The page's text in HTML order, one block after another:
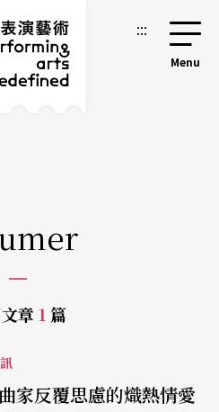
:::
章 1 篇
家反覆思慮的熾熱情愛